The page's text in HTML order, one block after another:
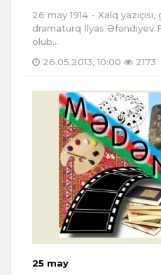
26 may 1914 - Xalq
dramaturq İlyas Əfəndiyev
olub...
26.05.2013, 10:00
2173
25 may